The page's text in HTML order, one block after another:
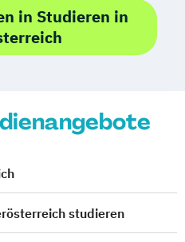
Pflegepädagogik
(DE/EN)
in Studieren in
studieren